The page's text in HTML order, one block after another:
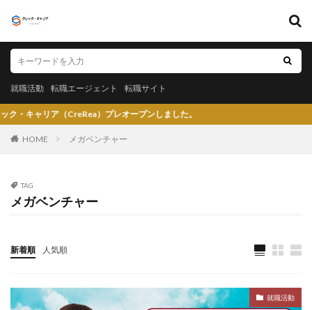
就職活動 転職エージェント 転職サイト
）プレオープンしました。
HOME メガベンチャー
TAG
メガベンチャー
新着順 人気順
就職活動
就職活動 転職エージェント 転職サイト
カテゴリー
〇〇力 宮城県仙台市
大手人気企業
大手 就活サイト
就活塾